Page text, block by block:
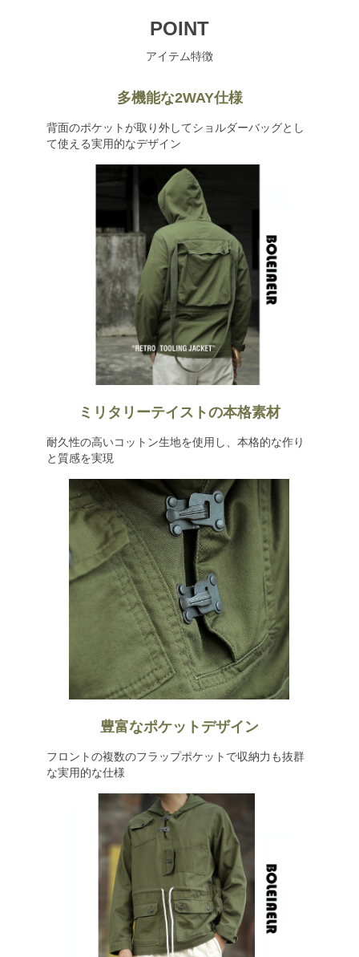
POINT
アイテム特徴
多機能な2WAY仕様
背面のポケットが取り外してショルダーバッグとし
て使える実用的なデザイン
ミリタリーテイストの本格素材
耐久性の高いコットン生地を使用し、本格的な作り
と質感を実現
豊富なポケットデザイン
フロントの複数のフラップポケットで収納力も抜群
な実用的な仕様